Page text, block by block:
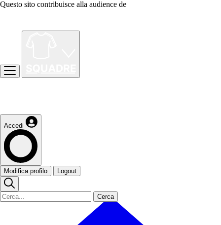
Questo sito contribuisce alla audience de
Accedi
Modifica profilo Logout
Cerca